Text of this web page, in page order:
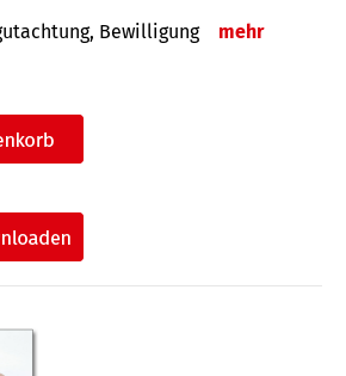
Bewilligung mehr